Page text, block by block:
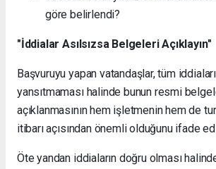
göre belirlendi?
"İddialar Asılsızsa Belgeleri Açıklayın"
Başvuruyu yapan vatandaşlar, tüm
yansıtmaması halinde bunun resmi
açıklanmasının hem işletmenin hem de
itibarı açısından önemli olduğunu ifade
Öte yandan iddiaların doğru olması